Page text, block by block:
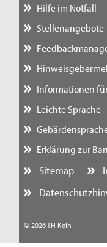
Hilfe im Notfall
Stellenangebote
Informationen
Leichte Sprache
Erklärung zur
Sitemap
© 2026 TH Köln